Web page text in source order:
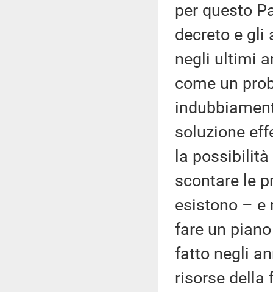
per questo
decreto e gli
negli ultimi
come un
soluzione
la
scontare le
esistono – e
fare un
fatto negli
risorse della